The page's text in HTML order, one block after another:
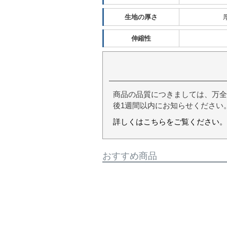
生地の厚さ
伸縮性
商品の品質につきましては、万
後1週間以内にお知らせくださ
詳しくはこちらをご覧ください。
おすすめ商品